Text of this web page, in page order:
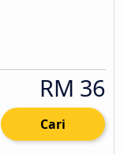
RM 36
Cari